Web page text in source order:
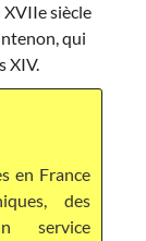
XVIIe siècle
qui
XIV.
en France
des
service